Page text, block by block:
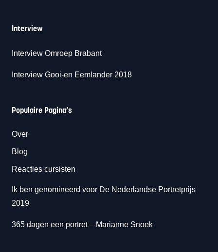
Interview
Interview Omroep Brabant
Interview Gooi-en Eemlander 2018
Populaire Pagina’s
Over
Blog
Reacties cursisten
Ik ben genomineerd voor De Nederlandse Portretprijs
2019
365 dagen een portret– Marianne Snoek